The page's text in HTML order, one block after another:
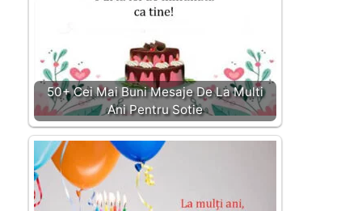
50+ Cei Mai Buni Mesaje De La Multi
Ani Pentru Sotie